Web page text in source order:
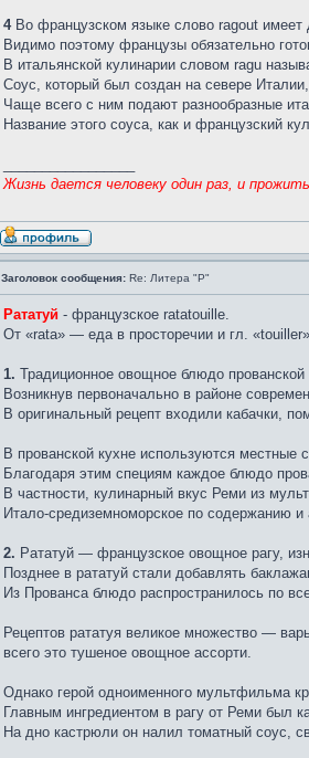
4Во французском языке слово ragout имеет
Видимо поэтому французы обязательно
В итальянской кулинарии словом ragu
Соус, который был создан на севере
Чаще всего с ним подают разнообразные
Название этого соуса, как и французский
Жизнь дается человеку один раз, и
Заголовок сообщения: Re: Литера "Р"
Рататуй - французское ratatouille.
От «rata» — еда в просторечии и гл.
1. Традиционное овощное блюдо
Возникнув первоначально в районе
В оригинальный рецепт входили кабачки,
В прованской кухне используются
Благодаря этим специям каждое блюдо
В частности, кулинарный вкус Реми из
Итало-средиземноморское по содержанию
2. Рататуй — французское овощное рагу,
Позднее в рататуй стали добавлять
Из Прованса блюдо распространилось по
Рецептов рататуя великое множество —
всего это тушеное овощное ассорти.
Однако герой одноименного мультфильма
Главным ингредиентом в рагу от Реми был
На дно кастрюли он налил томатный соус,